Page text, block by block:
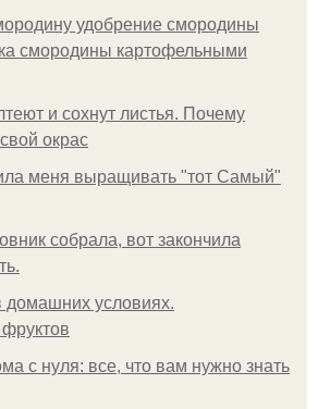
удобрение смородины
смородины картофельными
и сохнут листья. Почему
окрас
меня выращивать "тот Самый"
собрала, вот закончила
домашних условиях.
с нуля: все, что вам нужно знать